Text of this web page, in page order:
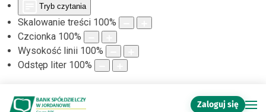
Tryb czytania
Skalowanie treści 100%
Czcionka 100%
Wysokość linii 100%
Odstęp liter 100%
Zaloguj się